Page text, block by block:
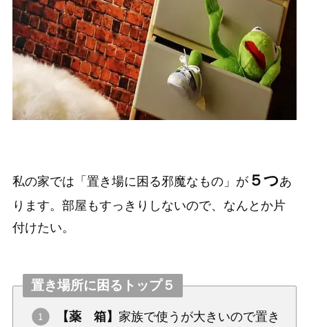
私の家では「置き場に困る邪魔なもの」が５つあ
ります。部屋もすっきりしないので、なんとか片
付けたい。
置き場所に困るトップ５
【薬 箱】 家族で使うが大きいので置き